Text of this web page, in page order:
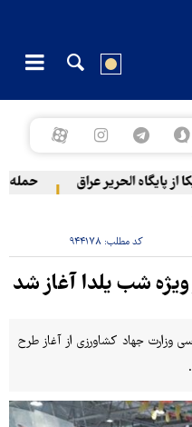
الحریر عراق حمله
کد مطلب:۹۴۴۱۷۸
شب یلدا آغاز شد
وزارت جهاد کشاورزی از آغاز طرح